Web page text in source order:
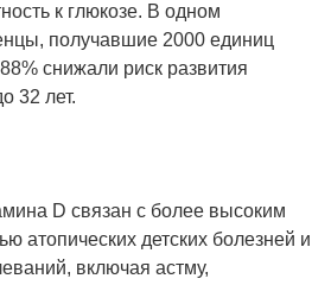
к глюкозе. В одном
получавшие 2000 единиц
снижали риск развития
32 лет.
D связан с более высоким
атопических детских болезней и
включая астму,